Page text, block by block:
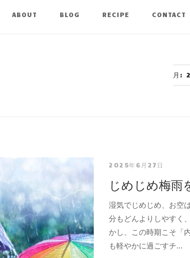
ABOUT BLOG RECIPE CONTACT
月:
2025年6月27日
じめじめ梅雨
湿気でじめじめ、お空
分もどんよりしやすく
かし、この時期こそ「
も軽やかに過ごすチ...